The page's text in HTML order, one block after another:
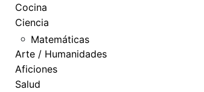
Cocina
Ciencia
Matemáticas
Arte / Humanidades
Aficiones
Salud